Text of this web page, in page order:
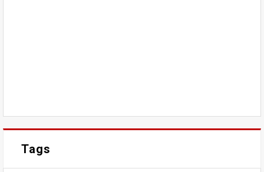
Tags